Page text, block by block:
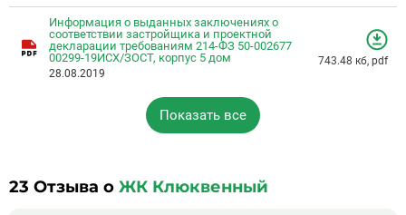
Информация о выданных заключениях о
соответствии застройщика и проектной
декларации требованиям 214-ФЗ 50-002677
00299-19ИСХ/ЗОСТ, корпус 5 дом
28.08.2019
743.48 кб, pdf
Показать все
23 Отзыва о ЖК Клюквенный